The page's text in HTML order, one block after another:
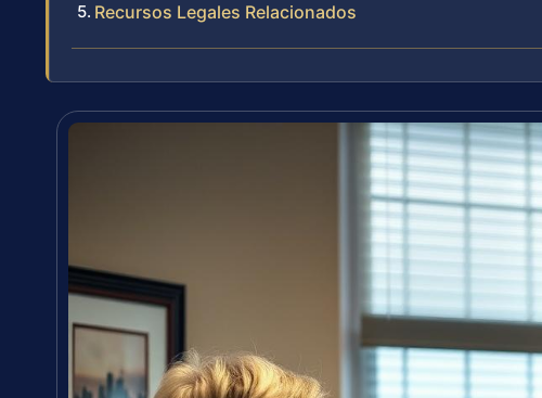
Recursos Legales Relacionados